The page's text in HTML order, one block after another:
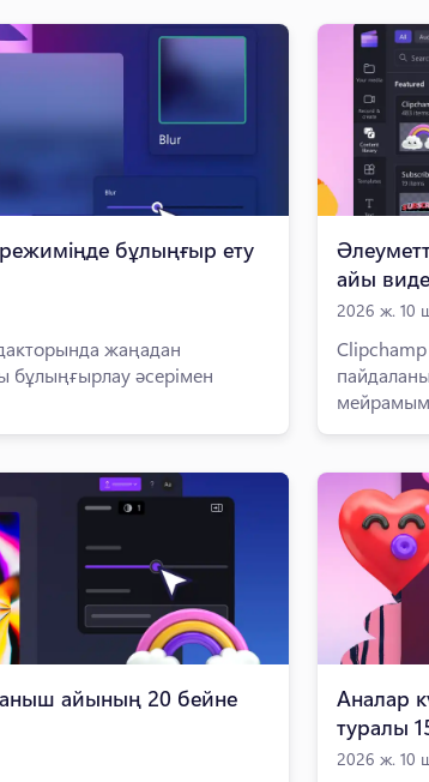
бұлыңғыр ету
жаңадан
бұлыңғырлау әсерімен
айы
2026 ж. 10
Clipchamp
айының 20 бейне
Аналар
туралы
2026 ж. 10